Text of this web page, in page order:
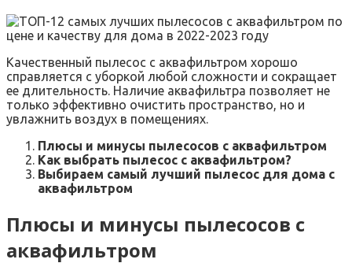
Качественный пылесос с аквафильтром хорошо
справляется с уборкой любой сложности и сокращает
ее длительность. Наличие аквафильтра позволяет не
только эффективно очистить пространство, но и
увлажнить воздух в помещениях.
Плюсы и минусы пылесосов с аквафильтром
Как выбрать пылесос с аквафильтром?
Выбираем самый лучший пылесос для дома с
аквафильтром
Плюсы и минусы пылесосов с
аквафильтром